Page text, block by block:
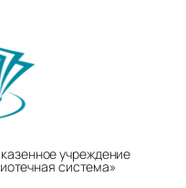
учреждение
система»